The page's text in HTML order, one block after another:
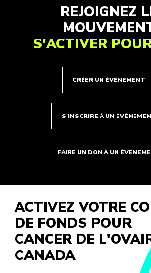
REJOIGNEZ
S'ACTIVER
CRÉER UN ÉVÉNEMENT
S’INSCRIRE À UN
FAIRE UN DON À UN
ACTIVEZ VOTRE
DE FONDS POUR
CANCER DE
CANADA